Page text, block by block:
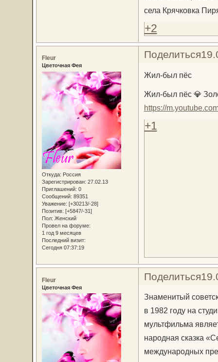
села Крячковка
+2
Поделиться
Fleur
Цветочная Фея
Откуда: Россия
Зарегистрирован: 27.02.13
Приглашений: 0
Сообщений: 89351
Уважение: [+30213/-28]
Позитив: [+5847/-31]
Пол: Женский
Провел на форуме:
1 год 9 месяцев
Последний визит:
Сегодня 07:37:19
Жил-был пёс
Жил-был пёс 💎
https://
+1
Поделиться
Fleur
Цветочная Фея
Знаменитый
в 1982 году на
мультфильма
народная сказка
международных